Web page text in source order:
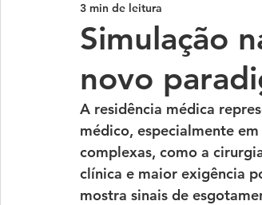
Cursos de Ultrassonografia
BLACK NOVEMBER
Simulação
novo
3 min de leitura
A residência médica
médico, especialmente
complexas, como a
clínica e maior exigência
mostra sinais de